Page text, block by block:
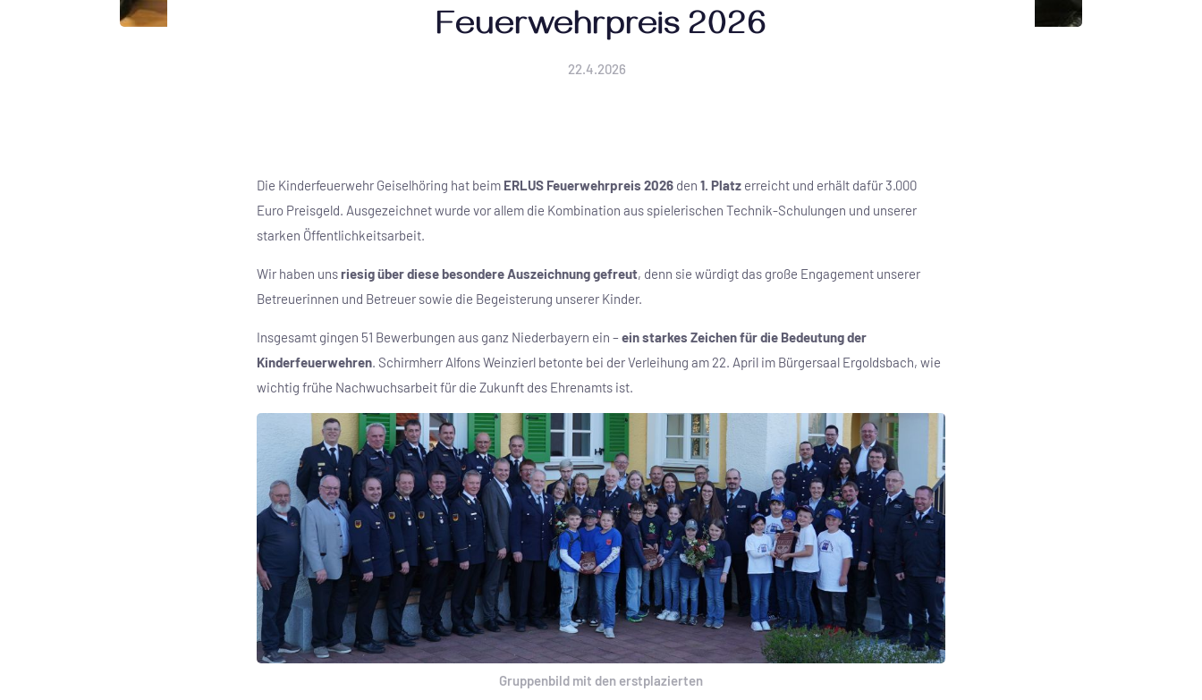
Feuerwehrpreis 2026
22.4.2026
Die Kinderfeuerwehr Geiselhöring hat beim ERLUS Feuerwehrpreis 2026 den 1. Platz erreicht und erhält dafür 3.000
Euro Preisgeld. Ausgezeichnet wurde vor allem die Kombination aus spielerischen Technik-Schulungen und unserer
starken Öffentlichkeitsarbeit.
Wir haben unsriesig über diese besondere Auszeichnung gefreut, denn sie würdigt das große Engagement unserer
Betreuerinnen und Betreuer sowie die Begeisterung unserer Kinder.
Insgesamt gingen 51 Bewerbungen aus ganz Niederbayern ein – ein starkes Zeichen für die Bedeutung der
Kinderfeuerwehren. Schirmherr Alfons Weinzierl betonte bei der Verleihung am 22. April im Bürgersaal Ergoldsbach, wie
wichtig frühe Nachwuchsarbeit für die Zukunft des Ehrenamts ist.
Gruppenbild mit den erstplazierten